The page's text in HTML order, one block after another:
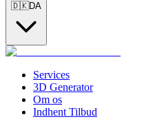
🇩🇰DA
Services
3D Generator
Om os
Indhent Tilbud